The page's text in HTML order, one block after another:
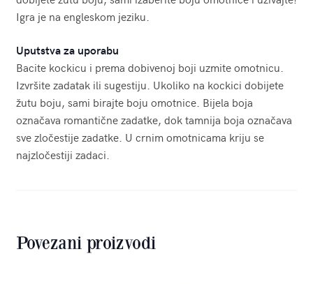
Igra je na engleskom jeziku.
Uputstva za uporabu
Bacite kockicu i prema dobivenoj boji uzmite omotnicu.
Izvršite zadatak ili sugestiju. Ukoliko na kockici dobijete
žutu boju, sami birajte boju omotnice. Bijela boja
označava romantične zadatke, dok tamnija boja označava
sve zločestije zadatke. U crnim omotnicama kriju se
najzločestiji zadaci.
Povezani proizvodi